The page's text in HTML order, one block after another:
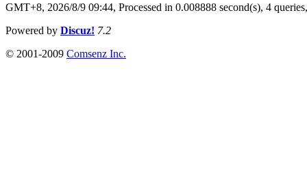
GMT+8, 2026/8/9 09:44, Processed in 0.008888 second(s), 4
Powered by Discuz! 7.2
© 2001-2009 Comsenz Inc.